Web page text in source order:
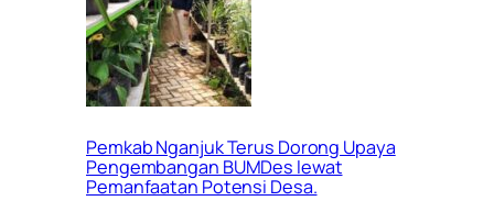
Pemkab Nganjuk Terus Dorong Upaya
Pengembangan BUMDes lewat
Pemanfaatan Potensi Desa.